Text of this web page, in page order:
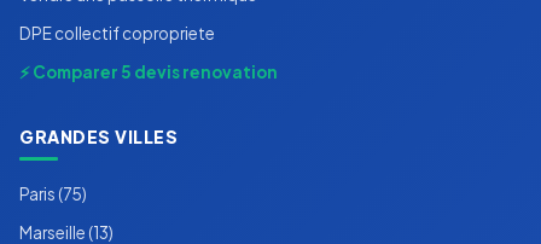
DPE collectif copropriete
⚡ Comparer 5 devis renovation
GRANDES VILLES
Paris (75)
Marseille (13)